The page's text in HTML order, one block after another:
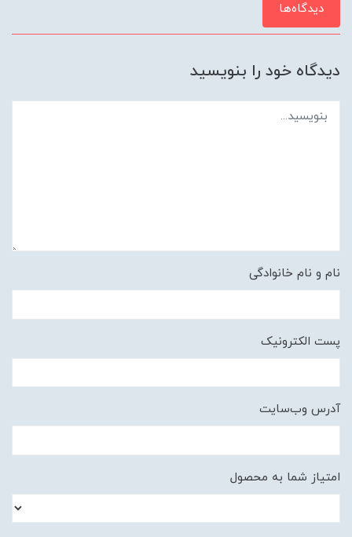
دیدگاه‌ها
دیدگاه خود را بنویسید
نام و نام خانوادگی
پست الکترونیک
آدرس وب‌سایت
امتیاز شما به محصول